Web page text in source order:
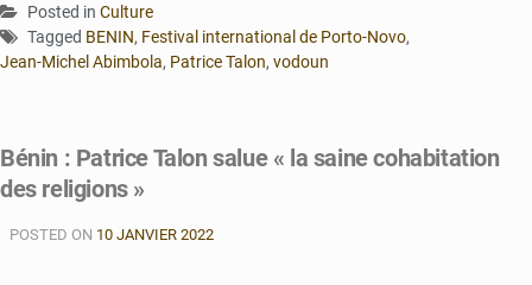
Posted in Culture
Tagged BENIN, Festival international de Porto-Novo,
Jean-Michel Abimbola, Patrice Talon, vodoun
Bénin : Patrice Talon salue « la saine cohabitation
des religions »
POSTED ON 10 JANVIER 2022